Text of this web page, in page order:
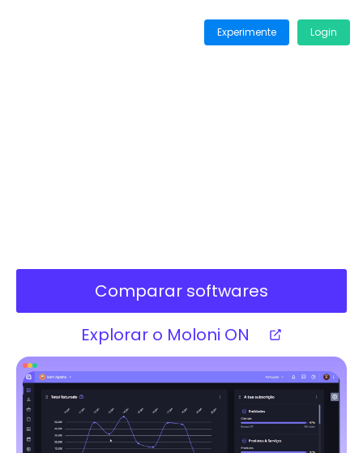
Experimente Login
Comparar softwares
Explorar o Moloni ON